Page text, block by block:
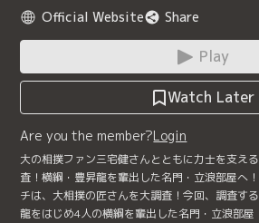
Official Website Share
Play
Watch Later
Are you the member?Login
大の相撲ファン三宅健さんとともに力士を支え
査！横綱・豊昇龍を輩出した名門・立浪部屋へ
チは、大相撲の匠さんを大調査！今回、調査す
龍をはじめ4人の横綱を輩出した名門・立浪部屋